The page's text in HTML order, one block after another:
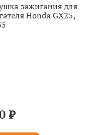
зажигания для
Honda GX25,
₽